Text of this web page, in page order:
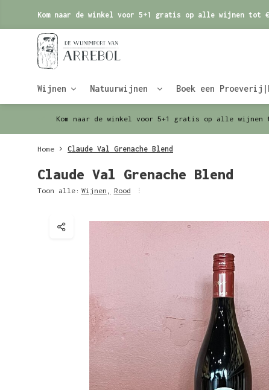
Kom naar de winkel voor 5+1 gratis op alle wijnen tot
Wijnen Natuurwijnen Boek een
Kom naar de winkel voor 5+1 gratis op alle wijnen
Home Claude Val Grenache Blend
Claude Val Grenache Blend
Toon alle: Wijnen , Rood